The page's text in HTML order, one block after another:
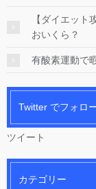
【ダイエッ
おいくら？
有酸素運動で
Twitter でフォロ
ツイート
カテゴリー